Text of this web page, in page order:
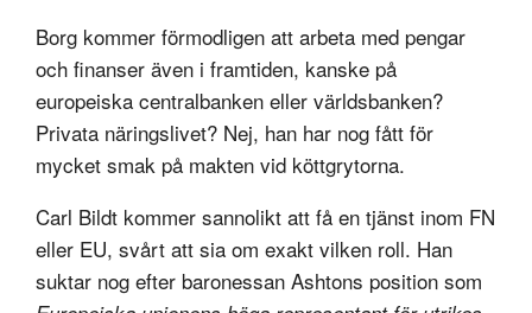
Borg kommer förmodligen att arbeta med pengar
och finanser även i framtiden, kanske på
europeiska centralbanken eller världsbanken?
Privata näringslivet? Nej, han har nog fått för
mycket smak på makten vid köttgrytorna.
Carl Bildt kommer sannolikt att få en tjänst inom FN
eller EU, svårt att sia om exakt vilken roll. Han
suktar nog efter baronessan Ashtons position som